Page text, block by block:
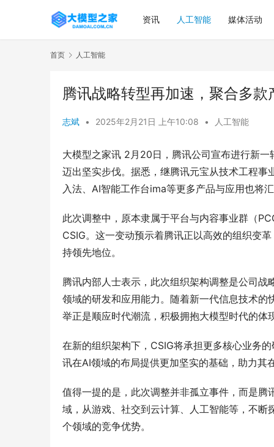
资讯 人工智能 媒体活动
首页 人工智能
腾讯战略转型再加速，聚合多
志斌 • 2025年2月21日 上午10:08 • 人工智能
大模型之家讯 2月20日，腾讯公司宣布进行新
迈出坚实步伐。据悉，继腾讯元宝从技术工程
入法、AI智能工作台ima等更多产品与应用也将
此次调整中，原本隶属于平台与内容事业群（
CSIG。这一变动预示着腾讯正以高效的组织变
持领先地位。
腾讯内部人士表示，此次组织架构调整是公司
领域的研发和应用能力。随着新一代信息技术
举正是顺应时代潮流，积极拥抱大模型时代的体
在新的组织架构下，CSIG将承担更多核心业务
讯在AI领域的布局提供更加坚实的基础，助力其
值得一提的是，此次调整并非孤立事件，而是
域，从游戏、社交到云计算、人工智能等，不
个领域的竞争优势。